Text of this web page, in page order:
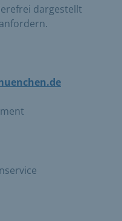
dargestellt